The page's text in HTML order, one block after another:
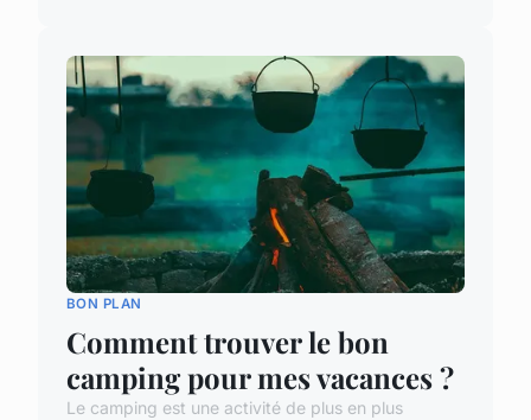
BON PLAN
Comment trouver le bon
camping pour mes vacances ?
Le camping est une activité de plus en plus